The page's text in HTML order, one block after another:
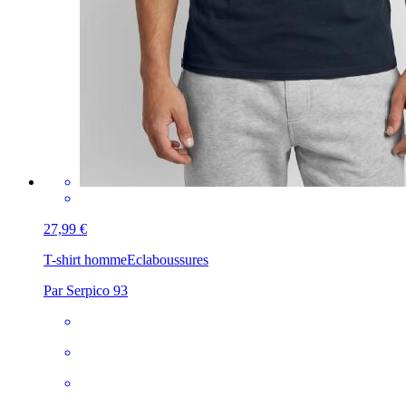
27,99 €
T-shirt hommeEclaboussures
Par Serpico 93